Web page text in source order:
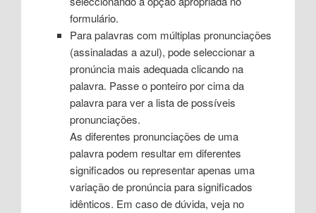
formulário.
Para palavras com múltiplas pronunciações
(assinaladas a azul), pode seleccionar a
pronúncia mais adequada clicando na
palavra. Passe o ponteiro por cima da
palavra para ver a lista de possíveis
pronunciações.
As diferentes pronunciações de uma
palavra podem resultar em diferentes
significados ou representar apenas uma
variação de pronúncia para significados
idênticos. Em caso de dúvida, veja no